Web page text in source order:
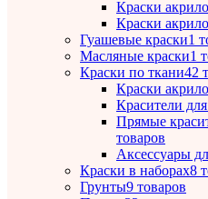
Краски
Краски
Гуашевые краски1
Масляные краски1
Краски по ткани42
Краски
Красители
Прямые
товаров
Аксессуары
Краски в наборах8
Грунты9 товаров